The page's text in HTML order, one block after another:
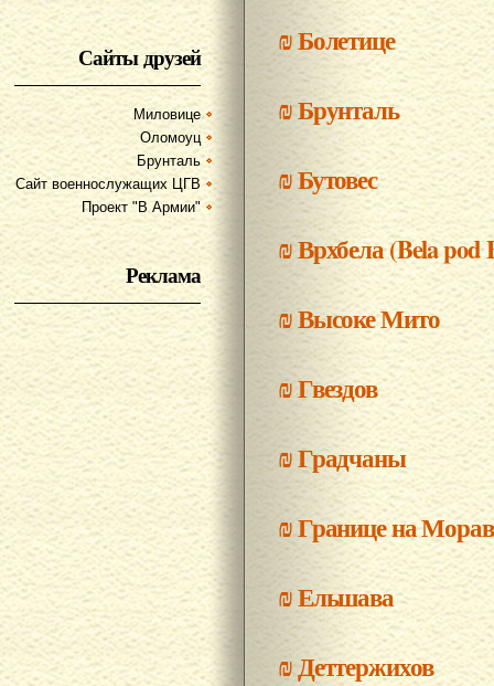
Сайты друзей
Миловице
Оломоуц
Брунталь
Сайт военнослужащих ЦГВ
Проект "В Армии"
Реклама
₪Болетице
₪Брунталь
₪Бутовес
₪Врхбела (Bela pod
₪Высоке Мито
₪Гвездов
₪Градчаны
₪Границе на
₪Ельшава
₪Деттержихов